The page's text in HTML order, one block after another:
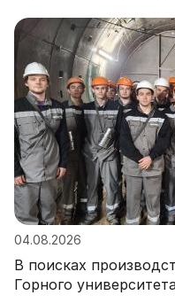
04.08.2026
В поисках
Горного